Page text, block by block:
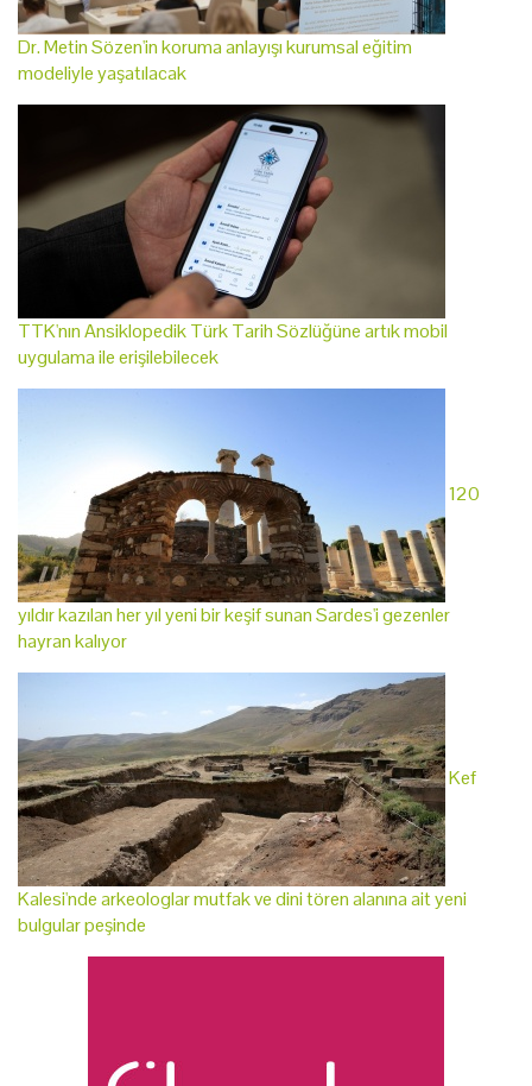
Dr. Metin Sözen'in koruma anlayışı kurumsal eğitim
modeliyle yaşatılacak
TTK'nın Ansiklopedik Türk Tarih Sözlüğüne artık mobil
uygulama ile erişilebilecek
120
yıldır kazılan her yıl yeni bir keşif sunan Sardes'i gezenler
hayran kalıyor
Kef
Kalesi'nde arkeologlar mutfak ve dini tören alanına ait yeni
bulgular peşinde